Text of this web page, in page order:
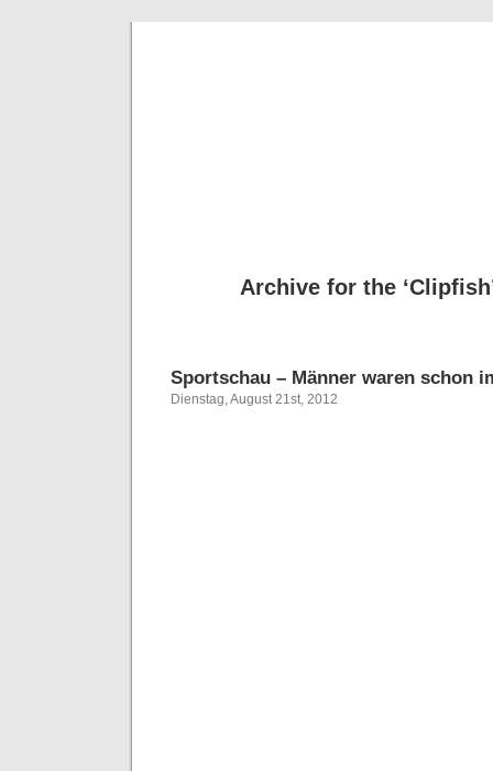
Archive for the
Sportschau – Männer waren schon
Dienstag, August 21st, 2012